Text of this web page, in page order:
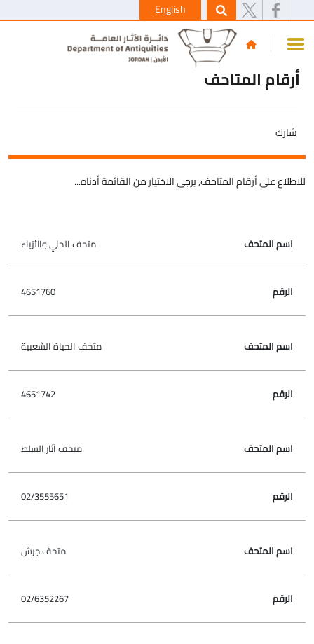
English
أرقام المتاحف
شارك
للاطلاع على أرقام المتاحف, يرجى الاختيار من القائمة أدناه...
اسم المتحف متحف الحلي والأزياء
4651760
متحف الحياة الشعبية
4651742
متحف آثار السلط
02/3555651
متحف جرش
02/6352267